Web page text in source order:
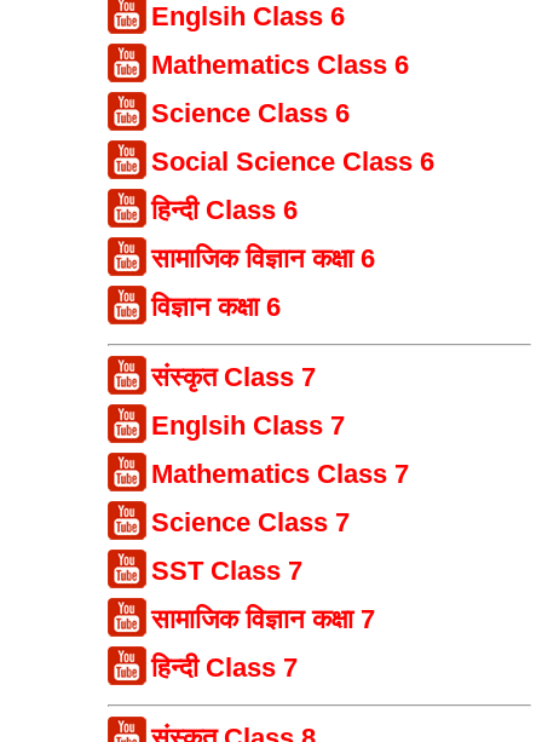
Englsih Class 6
Mathematics Class 6
Science Class 6
Social Science Class 6
हिन्दी Class 6
सामाजिक विज्ञान कक्षा 6
विज्ञान कक्षा 6
संस्कृत Class 7
Englsih Class 7
Mathematics Class 7
Science Class 7
SST Class 7
सामाजिक विज्ञान कक्षा 7
हिन्दी Class 7